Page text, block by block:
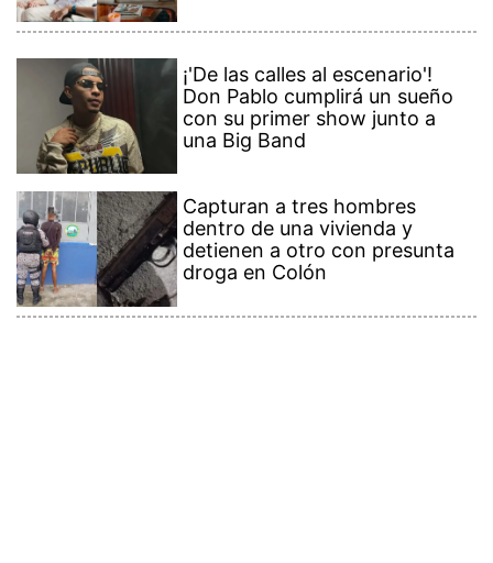
¡'De las calles al escenario'!
Don Pablo cumplirá un sueño
con su primer show junto a
una Big Band
Capturan a tres hombres
dentro de una vivienda y
detienen a otro con presunta
droga en Colón